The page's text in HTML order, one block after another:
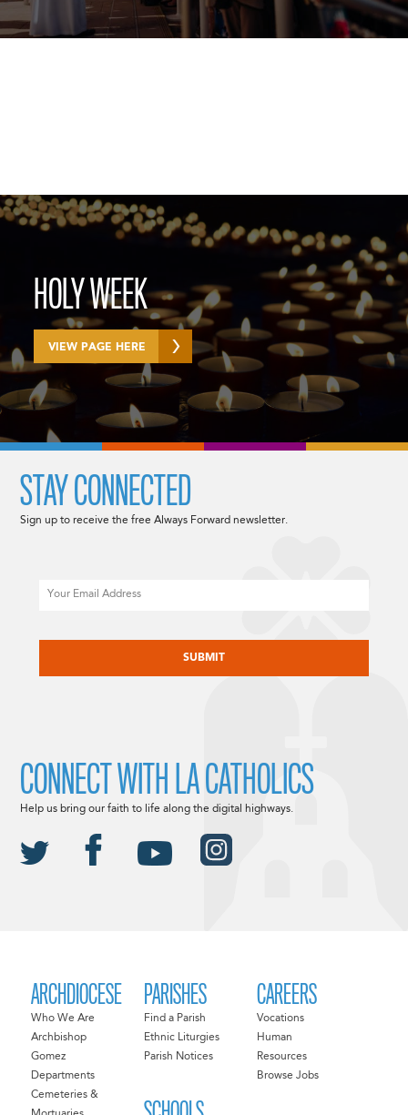
HOLY WEEK
VIEW PAGE HERE
ARCHDIOCESE
Who We Are
Archbishop
Gomez
Departments
Cemeteries &
PARISHES
Find a Parish
Ethnic Liturgies
Parish Notices
CAREERS
Vocations
Human
Resources
Browse Jobs
STAY CONNECTED
Sign up to receive the free Always Forward newsletter.
CONNECT WITH LA CATHOLICS
Help us bring our faith to life along the digital highways.